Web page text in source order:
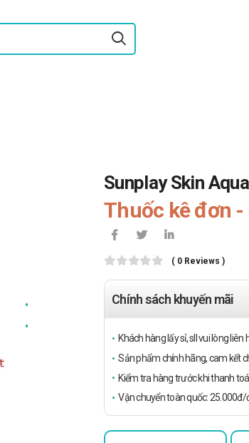
Sunplay Skin
Thuốc kê đơn -
( 0 Reviews )
Chính sách khuyến mãi
Khách hàng lấy sỉ, sll vui lòng
Sản phẩm chính hãng, cam kết
Kiểm tra hàng trước khi thanh
Vận chuyển toàn quốc: